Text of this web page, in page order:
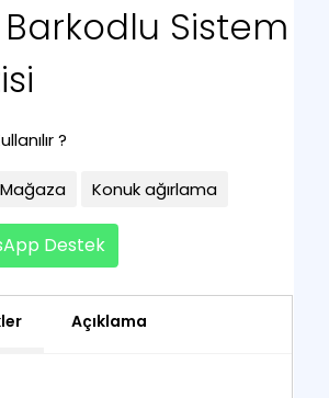
Sistem
?
Mağaza Konuk ağırlama
Destek
Açıklama